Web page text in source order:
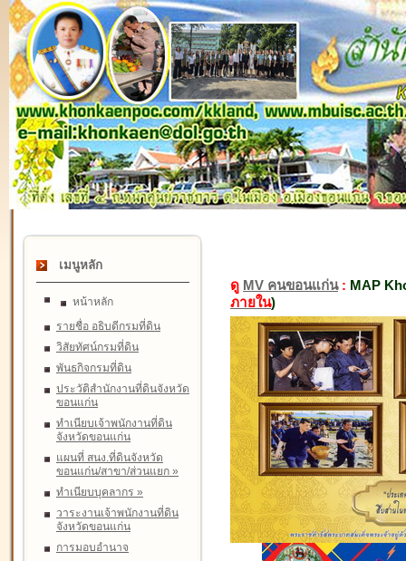
เมนูหลัก
หน้าหลัก
รายชื่อ อธิบดีกรมที่ดิน
วิสัยทัศน์กรมที่ดิน
พันธกิจกรมที่ดิน
ประวัติสำนักงานที่ดินจังหวัด
ขอนแก่น
ทำเนียบเจ้าพนักงานที่ดิน
จังหวัดขอนแก่น
แผนที่ สนง.ที่ดินจังหวัด
ขอนแก่น/สาขา/ส่วนแยก »
ทำเนียบบุคลากร »
วาระงานเจ้าพนักงานที่ดิน
จังหวัดขอนแก่น
การมอบอำนาจ
ดู MV คนขอนแก่น: MAP
ภายใน)